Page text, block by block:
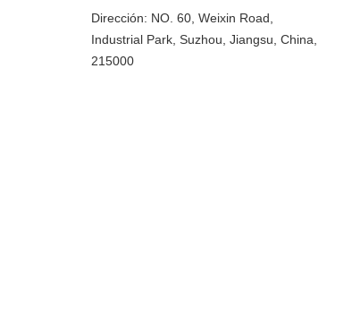
Dirección: NO. 60, Weixin Road,
Industrial Park, Suzhou, Jiangsu, China,
215000